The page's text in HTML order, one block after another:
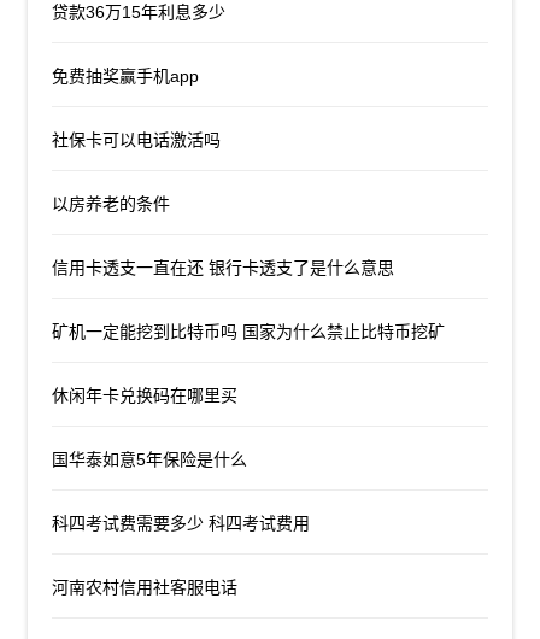
贷款36万15年利息多少
免费抽奖赢手机app
社保卡可以电话激活吗
以房养老的条件
信用卡透支一直在还 银行卡透支了是什么意思
矿机一定能挖到比特币吗 国家为什么禁止比特币挖矿
休闲年卡兑换码在哪里买
国华泰如意5年保险是什么
科四考试费需要多少 科四考试费用
河南农村信用社客服电话